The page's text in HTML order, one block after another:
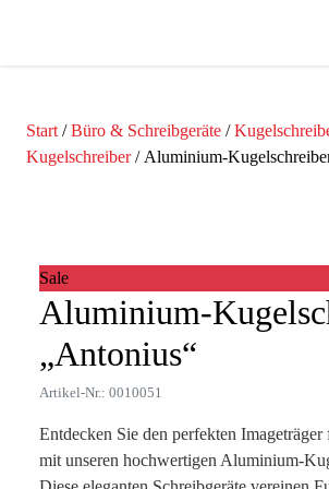
Start /Büro & Schreibgeräte /
Kugelschreiber/ Aluminium-
Sale
Aluminium-
„Antonius“
Artikel-Nr.: 0010051
Entdecken Sie den perfekten
mit unseren hochwertigen Aluminium-